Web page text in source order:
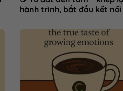
hành trình, bắt đầu kết nối